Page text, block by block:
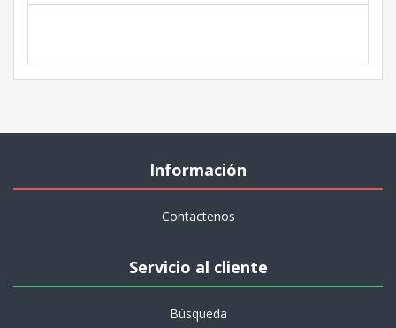
Información
Contactenos
Servicio al cliente
Búsqueda